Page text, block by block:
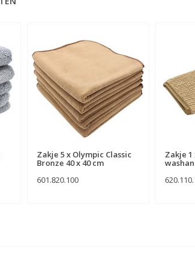
Zakje 5 x Olympic Classic
Bronze 40 x 40 cm
601.820.100
Zakje 1